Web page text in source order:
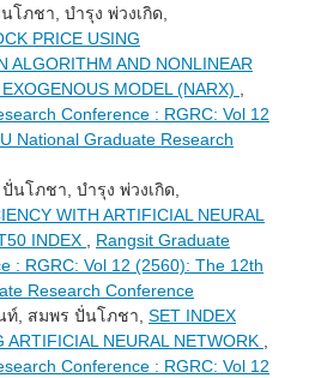
ภชา, บำรุง พ่วงเกิด,
PRICE USING
ALGORITHM AND NONLINEAR
MODEL (NARX)
Conference : RGRC: Vol 12
National Graduate Research
นโภชา, บำรุง พ่วงเกิด,
WITH ARTIFICIAL NEURAL
INDEX
Rangsit Graduate
: RGRC: Vol 12 (2560): The 12th
Research Conference
, สมพร ปั่นโภชา, SET INDEX
ARTIFICIAL NEURAL NETWORK
Conference : RGRC: Vol 12